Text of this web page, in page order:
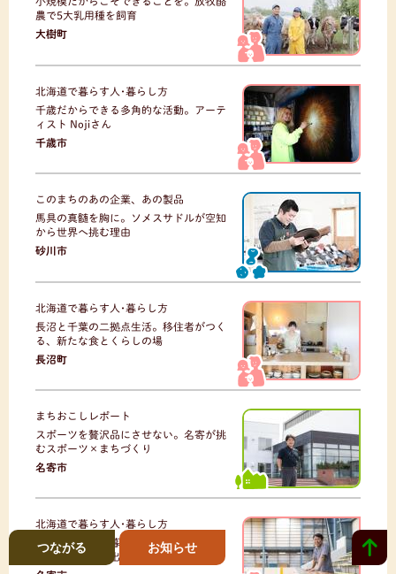
農で5大乳用種を飼育
大樹町
北海道で暮らす人･暮らし方
千歳だからできる多角的な活動。アーテ
ィスト Nojiさん
千歳市
このまちのあの企業、あの製品
馬具の真髄を胸に。ソメスサドルが空知
から世界へ挑む理由
砂川市
北海道で暮らす人･暮らし方
長沼と千葉の二拠点生活。移住者がつく
る、新たな食とくらしの場
長沼町
まちおこしレポート
スポーツを贅沢品にさせない。名寄が挑
むスポーツ×まちづくり
名寄市
北海道で暮らす人･暮らし方
「気が向いたら暮らしてよ」元アスリー
トが名寄で踏み出す一歩
つながる お知らせ